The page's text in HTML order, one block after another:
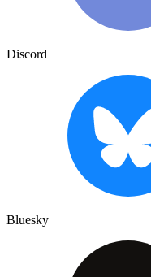
Discord
Bluesky